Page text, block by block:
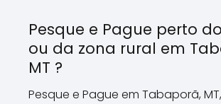
Pesque e Pague perto
ou da zona rural em
MT ?
Pesque e Pague em Tabaporã,